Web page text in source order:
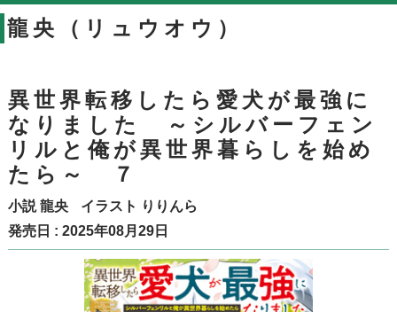
龍央（リュウオウ）
異世界転移したら愛犬が最強に
なりました ～シルバーフェン
リルと俺が異世界暮らしを始め
たら～ ７
小説龍央 イラスト りりんら
発売日 : 2025年08月29日